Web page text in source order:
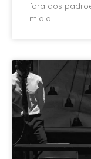
fora dos
mídia